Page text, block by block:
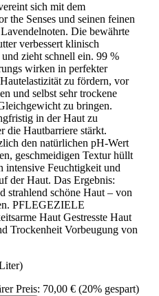
sich mit dem
the Senses und seinen feinen
Die bewährte
verbessert klinisch
zieht schnell ein. 99 %
wirken in perfekter
zu fördern, vor
und selbst sehr trockene
zu bringen.
in der Haut zu
die Hautbarriere stärkt.
den natürlichen pH-Wert
geschmeidigen Textur hüllt
intensive Feuchtigkeit und
der Haut. Das Ergebnis:
strahlend schöne Haut – von
PFLEGEZIELE
Haut Gestresste Haut
Trockenheit Vorbeugung von
Preis: 70,00 € (20% gespart)